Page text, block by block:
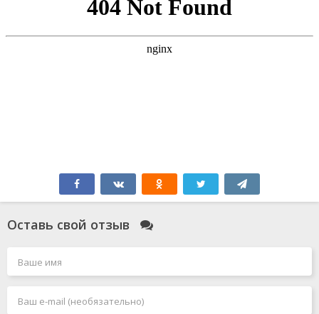
Оставь свой отзыв